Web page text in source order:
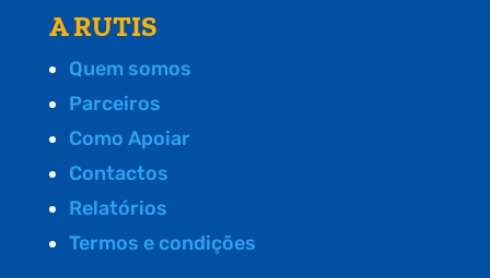
A RUTIS
Quem somos
Parceiros
Como Apoiar
Contactos
Relatórios
Termos e condições